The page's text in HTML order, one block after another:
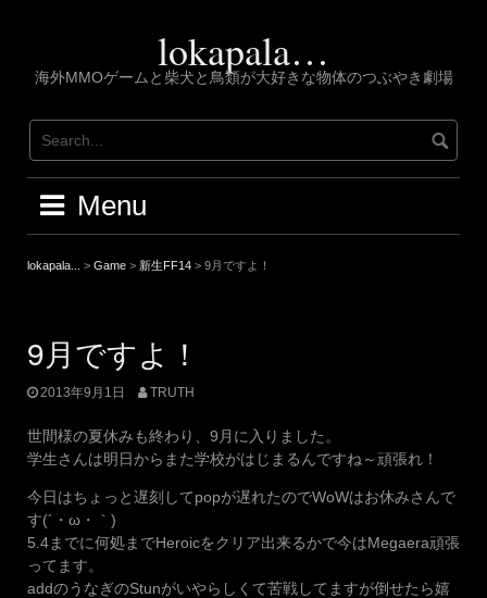
lokapala…
海外MMOゲームと柴犬と鳥類が大好きな物体のつぶやき劇場
Menu
lokapala... > Game > 新生FF14 > 9月ですよ！
9月ですよ！
2013年9月1日 TRUTH
世間様の夏休みも終わり、9月に入りました。
学生さんは明日からまた学校がはじまるんですね～頑張れ！
今日はちょっと遅刻してpopが遅れたのでWoWはお休みさんで
す(´・ω・｀)
5.4までに何処までHeroicをクリア出来るかで今はMegaera頑張
ってます。
addのうなぎのStunがいやらしくて苦戦してますが倒せたら嬉